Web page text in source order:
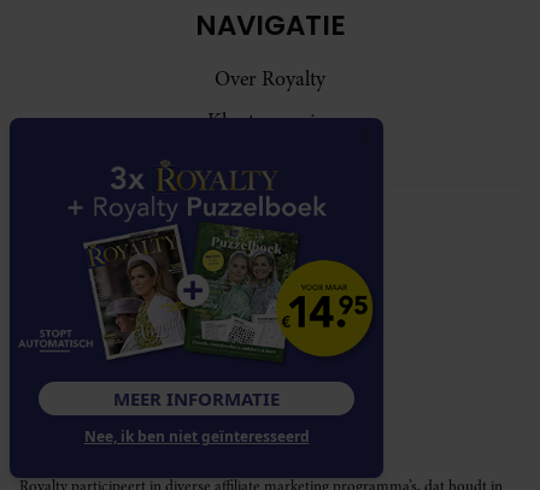
NAVIGATIE
Over Royalty
Klantenservice
Contact
Adverteren
VOLG ONS
MEER INFORMATIE
Nee, ik ben niet geïnteresseerd